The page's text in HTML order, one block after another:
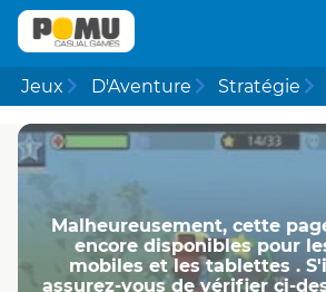
Jeux D'Aventure Stratégie
Malheureusement, cette
encore disponibles pour
mobiles et les tablettes .
assurez-vous de vérifier ci-